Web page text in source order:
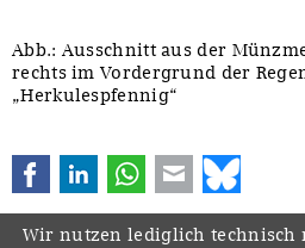
Abb.: Ausschnitt aus der
rechts im Vordergrund der
„Herkulespfennig“
FacebookLinkedInWhatsApp
E-mail
Wir nutzen lediglich technisch